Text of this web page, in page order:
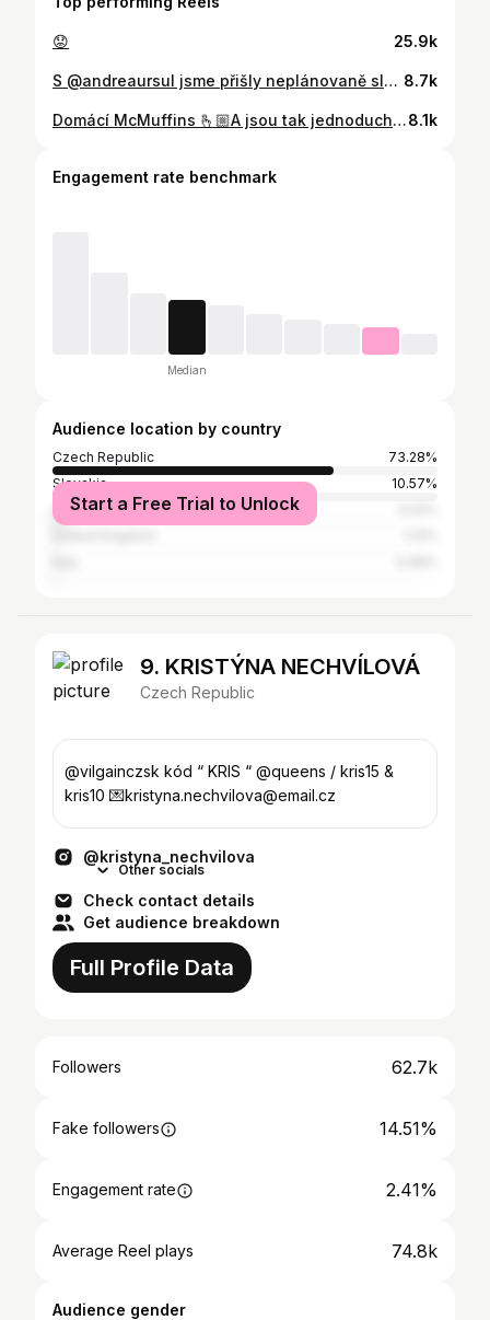
😟 25.9k
S @andreaursul jsme přišly neplánovaně sladěné 🤭 btw všichni se nás ptali, jestli nejsme sestry! Vidíte tam podobu? 👀✨🩷 8.7k
Domácí McMuffins 🫰🏼A jsou tak jednoduchý! 🙂‍↔️✨ Ingredience: 250 ml vlažného mléka 1 droždí Lžíce cukru krystal 40g másla 400g hladké mouky 1 vejce Špetka soli Metoda: Z vlažného mléka, droždí a lžíce cukru si nejprve připrav kvásek. Směs lehce promíchej a nech ji asi 10 minut stát, dokud nezačne pěnit. Mezitím si do mísy nasyp hladkou mouku, přidej špetku soli, vejce a rozpuštěné (ne horké) máslo. Poté přilij hotový kvásek a vypracuj hladké, nelepivé těsto. Těsto přikryj utěrkou a nech ho kynout na teplém místě přibližně 1 hodinu, dokud nezdvojnásobí svůj objem. Po vykynutí těsto rozděl na kolečka, tvar McMuffinů. Můžeš si pomoci hrníčkem. Ty nech ještě krátce kynout pod utěrkou. Nakonec je opékej na suché pánvi zhruba 5 minut z každé strany, dokud nezezlátnou a nejsou propečené. Dobrou chuť zlatíčka 🩷🩷🫰🏼 #mcmuffin #milicooks #vareni #recept8.1k
Engagement rate benchmark
Median
Audience location by country
Czech Republic
73.28%
Slovakia
10.57%
IndiaStart a Free Trial to Unlock
9. KRISTÝNA NECHVÍLOVÁ
Czech Republic
@vilgainczsk kód “ KRIS “ @queens / kris15 &
kris10 💌kristyna.nechvilova@email.cz
@kristyna_nechvilova
Other socials
Check contact details
Get audience breakdown
Full Profile Data
Followers 62.7k
Fake followers 14.51%
Engagement rate 2.41%
Average Reel plays 74.8k
Audience gender